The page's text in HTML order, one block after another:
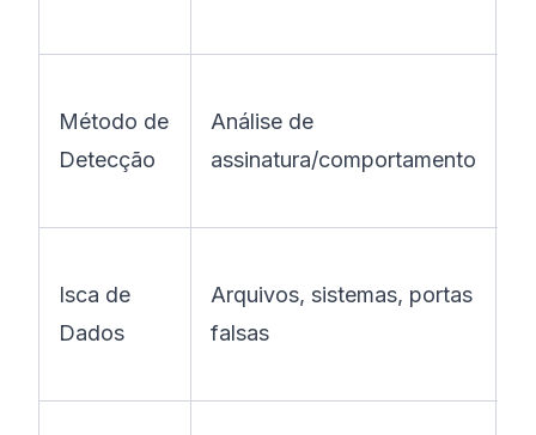
Método de
Detecção
Análise de
assinatura/comportamento
Isca de
Dados
Arquivos, sistemas, portas
falsas